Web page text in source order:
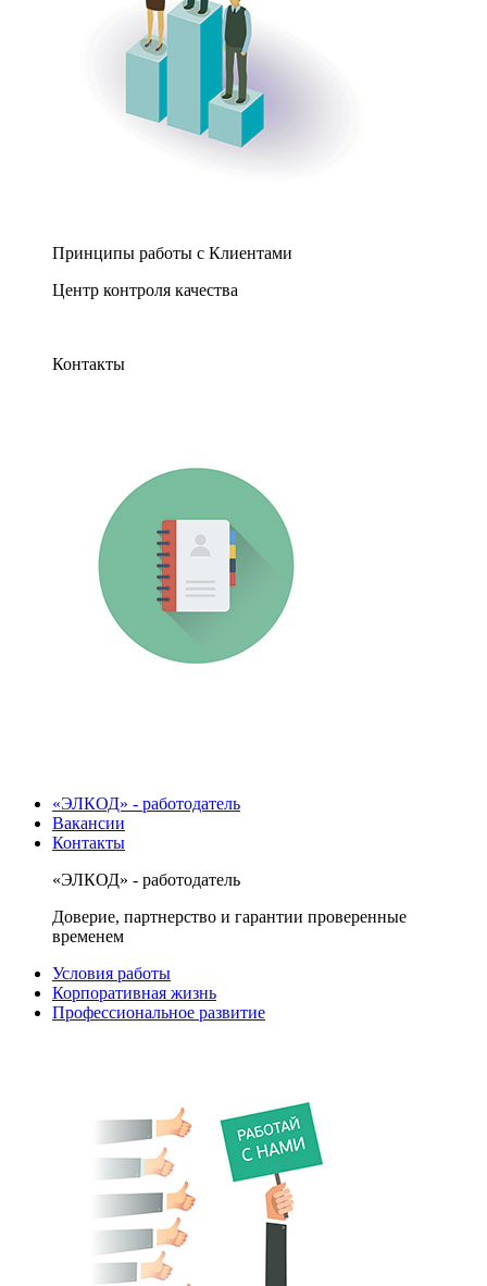
Принципы работы с Клиентами
Центр контроля качества
Контакты
«ЭЛКОД» - работодатель
Вакансии
Контакты
«ЭЛКОД» - работодатель
Доверие, партнерство и гарантии проверенные
временем
Условия работы
Корпоративная жизнь
Профессиональное развитие